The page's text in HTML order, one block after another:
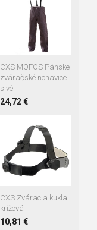
CXS MOFOS Pánske
zváračské nohavice
sivé
24,72 €
54
60
64
CXS Zváracia kukla
krížová
10,81 €